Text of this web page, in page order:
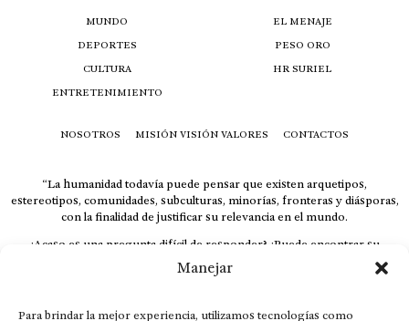
Manejar
Para brindar la mejor experiencia, utilizamos tecnologías como
MUNDO
DEPORTES
CULTURA
ENTRETENIMIENTO
EL MENAJE
PESO ORO
HR SURIEL
NOSOTROS MISIÓN VISIÓN VALORES CONTACTOS
“La humanidad todavía puede pensar que existen arquetipos,
estereotipos, comunidades, subculturas, minorías, fronteras y diásporas,
con la finalidad de justificar su relevancia en el mundo.
¿Acaso es una pregunta difícil de responder? ¿Puede encontrar su
respuesta al instante, otorgando al receptor cuestionado espacio y
velocidad suficiente para responder correctamente? De no ser así, el que